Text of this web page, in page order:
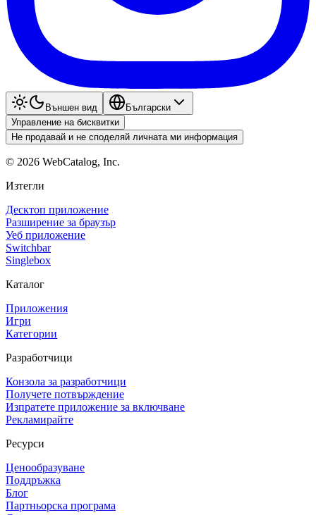
Външен вид
Български
Управление на бисквитки
Не продавай и не споделяй личната ми информация
© 2026 WebCatalog, Inc.
Изтегли
Десктоп приложение
Разширение за браузър
Уеб приложение
Switchbar
Singlebox
Каталог
Приложения
Игри
Категории
Разработчици
Конзола за разработчици
Получете потвърждение
Изпратете приложение за включване
Рекламирайте
Ресурси
Ценообразуване
Поддръжка
Блог
Партньорска програма